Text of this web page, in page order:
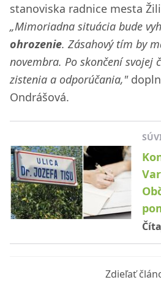
stanoviska radnice mesta
„Mimoriadna situácia bude
ohrozenie. Zásahový tím by
novembra. Po skončení
zistenia a odporúčania,"
Ondrášová.
Zdieľať